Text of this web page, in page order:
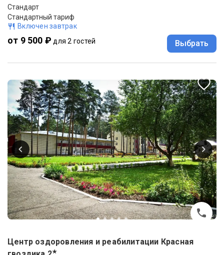
Стандарт
Стандартный тариф
Включен завтрак
от 9 500 ₽ для 2 гостей Выбрать
Центр оздоровления и реабилитации Красная
★